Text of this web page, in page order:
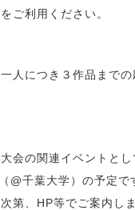
ご利用ください。
人につき３作品まで
会の関連イベントとし
千葉大学）の予定で
第、HP等でご案内しま